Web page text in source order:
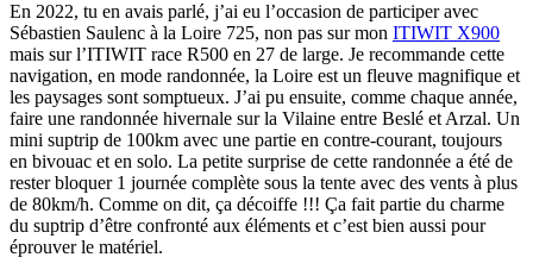
En 2022, tu en avais parlé, j’ai eu l’occasion de participer avec
Sébastien Saulenc à la Loire 725, non pas sur mon ITIWIT X900
mais sur l’ITIWIT race R500 en 27 de large. Je recommande cette
navigation, en mode randonnée, la Loire est un fleuve magnifique et
les paysages sont somptueux. J’ai pu ensuite, comme chaque année,
faire une randonnée hivernale sur la Vilaine entre Beslé et Arzal. Un
mini suptrip de 100km avec une partie en contre-courant, toujours
en bivouac et en solo. La petite surprise de cette randonnée a été de
rester bloquer 1 journée complète sous la tente avec des vents à plus
de 80km/h. Comme on dit, ça décoiffe !!! Ça fait partie du charme
du suptrip d’être confronté aux éléments et c’est bien aussi pour
éprouver le matériel.